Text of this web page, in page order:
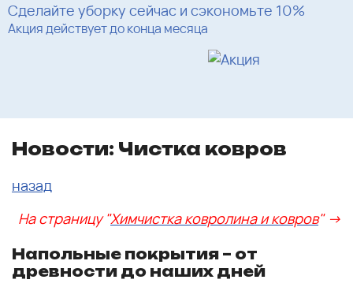
Сделайте уборку сейчас и сэкономьте 10%
Акция действует до конца месяца
Новости: Чистка ковров
назад
На страницу "Химчистка ковролина и ковров" ->
Напольные покрытия – от
древности до наших дней